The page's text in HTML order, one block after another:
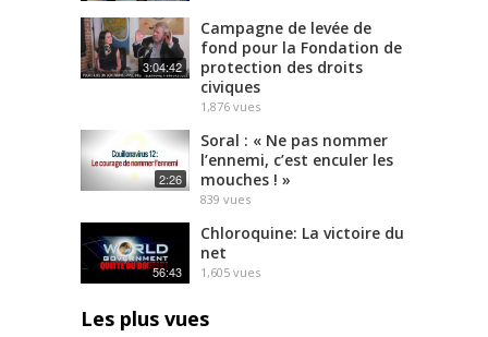
3:04:42
Campagne de levée de
fond pour la Fondation de
protection des droits
civiques
1,876 vues
2:26
Soral : « Ne pas nommer
l’ennemi, c’est enculer les
mouches ! »
839 vues
56:43
Chloroquine: La victoire du
net
1,605 vues
Les plus vues